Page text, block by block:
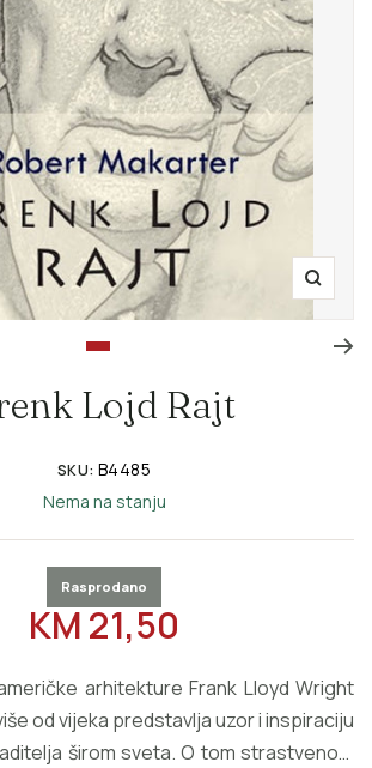
Zoom
Lojd Rajt
SKU: B4485
Nema na stanju
REDOVNA CIJENA
KM 21,50
Rasprodano
arhitekture Frank Lloyd Wright
od vijeka predstavlja uzor i inspiraciju
širom sveta. O tom strastvenom